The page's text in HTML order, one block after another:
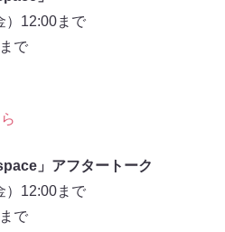
）12:00まで
で
」アフタートーク
）12:00まで
で